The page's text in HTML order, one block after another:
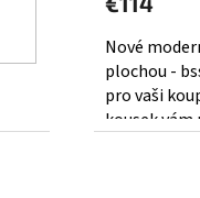
Nové
plochou -
pro vaši
kousek vám